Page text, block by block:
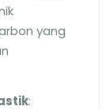
yang
: